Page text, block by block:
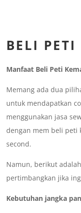
BELI PETI
Manfaat Beli Peti
Memang ada dua
untuk mendapatkan
menggunakan jasa
dengan mem beli peti
second.
Namun, berikut
pertimbangkan jika
Kebutuhan jangka